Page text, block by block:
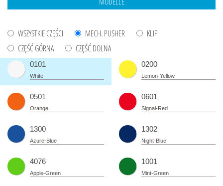
WSZYSTKIE CZĘŚCI MECH. PUSHER
KLIP
CZĘŚĆ GÓRNA
CZĘŚĆ DOLNA
0101
White
0200
Lemon-Yellow
0501
Orange
0601
Signal-Red
1300
Azure-Blue
1302
Night-Blue
4076
Apple-Green
1001
Mint-Green